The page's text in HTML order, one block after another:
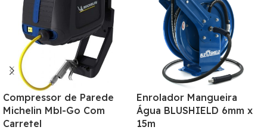
Compressor de Parede
Michelin Mbl-Go Com
Carretel
Enrolador Mangueira
Água BLUSHIELD 6mm x
15m